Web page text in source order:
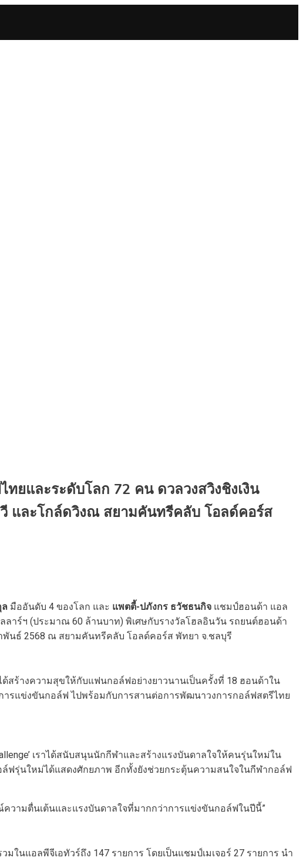
ยและระดับโลก 72 คน ดวลวงสวิงชิงเงิน
และโกล์ดวิงณ สยามคันทรีคลับ โอลด์คอร์ส
ล มืออันดับ 4 ของโลก และ แพตตี้-ปภังกร ธวัชธนกิจ แชมป์ฮอนด้า แอล
าร์ฯ (ประมาณ 60 ล้านบาท) พิเศษกับรางวัลโฮลอินวัน รถยนต์ฮอนด้า
พันธ์ 2568 ณ สยามคันทรีคลับ โอลด์คอร์ส พัทยา จ.ชลบุรี
ด้สร้างความสุขให้กับแฟนกอล์ฟอย่างยาวนานเป็นครั้งที่ 18 ฮอนด้าใน
ารแข่งขันกอล์ฟ ไปพร้อมกับการสานต่อการพัฒนาวงการกอล์ฟสตรีไทย
เราได้สนับสนุนนักกีฬาและสร้างแรงบันดาลใจให้คนรุ่นใหม่ใน
ฟรุ่นใหม่ได้แสดงศักยภาพ อีกทั้งยังช่วยกระตุ้นความสนใจในกีฬากอล์ฟ
ามตื่นเต้นและแรงบันดาลใจที่มากกว่าการแข่งขันกอล์ฟในปีนี้”
แอลพีจีเอทัวร์ถึง 147 รายการ โดยเป็นแชมป์เมเจอร์ 27 รายการ นำ